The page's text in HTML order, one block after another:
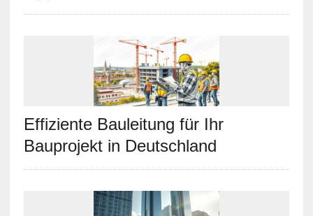
Effiziente Bauleitung für Ihr
Bauprojekt in Deutschland